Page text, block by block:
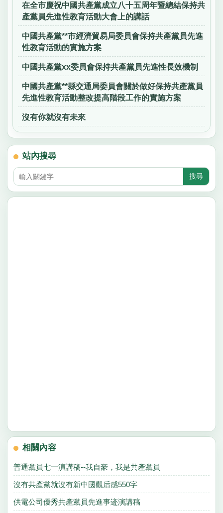
在全市慶祝中國共產黨成立八十五周年暨總結保持共
產黨員先進性教育活動大會上的講話
中國共產黨**市經濟貿易局委員會保持共產黨員先進
性教育活動的實施方案
中國共產黨xx委員會保持共產黨員先進性長效機制
中國共產黨**縣交通局委員會關於做好保持共產黨員
先進性教育活動整改提高階段工作的實施方案
沒有你就沒有未來
站內搜尋
相關內容
普通黨員七一演講稿--我自豪，我是共產黨員
沒有共產黨就沒有新中國觀后感550字
供電公司優秀共產黨員先進事迹演講稿